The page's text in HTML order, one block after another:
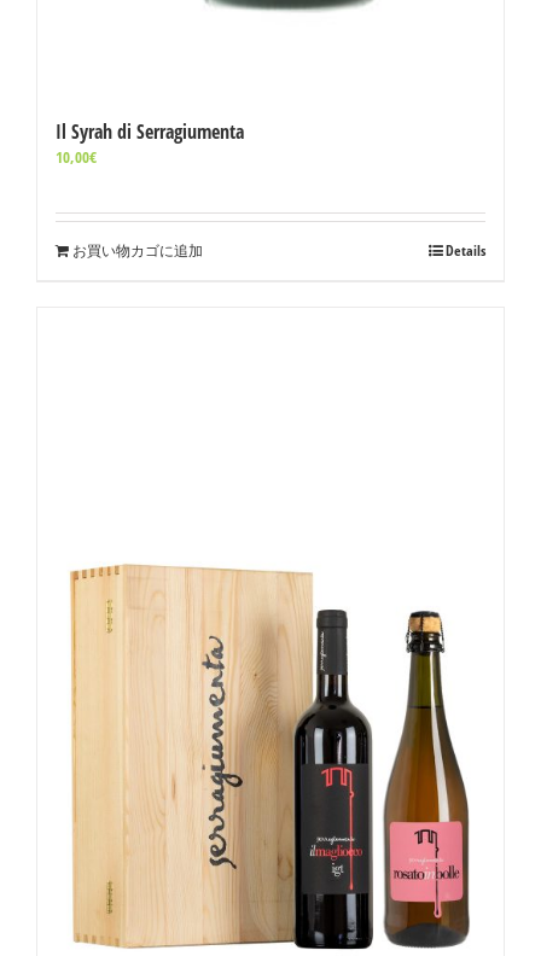
Il Syrah di Serragiumenta
10,00€
お買い物カゴに追加 Details